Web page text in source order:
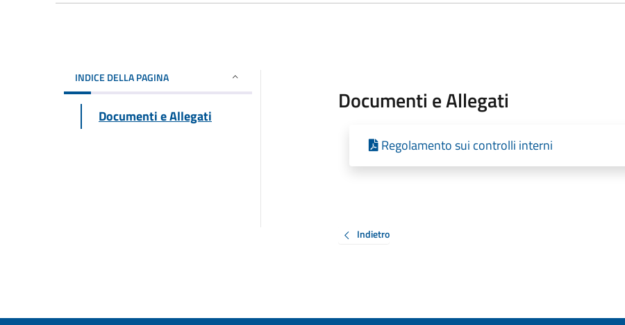
INDICE DELLA PAGINA
Documenti e Allegati
Documenti e Allegati
Regolamento sui controlli interni
Indietro